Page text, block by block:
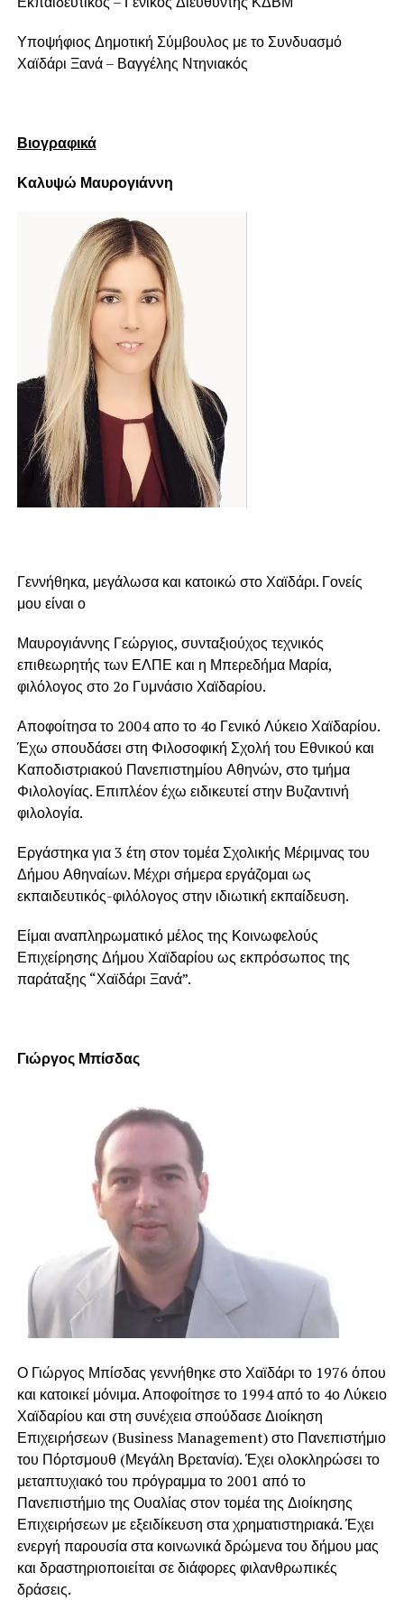
Υποψήφιος Δημοτική Σύμβουλος με το Συνδυασμό
Χαϊδάρι Ξανά – Βαγγέλης Ντηνιακός
Βιογραφικά
Καλυψώ Μαυρογιάννη
Γεννήθηκα, μεγάλωσα και κατοικώ στο Χαϊδάρι. Γονείς
μου είναι ο
Μαυρογιάννης Γεώργιος, συνταξιούχος τεχνικός
επιθεωρητής των ΕΛΠΕ και η Μπερεδήμα Μαρία,
φιλόλογος στο 2ο Γυμνάσιο Χαϊδαρίου.
Αποφοίτησα το 2004 απο το 4ο Γενικό Λύκειο Χαϊδαρίου.
Έχω σπουδάσει στη Φιλοσοφική Σχολή του Εθνικού και
Καποδιστριακού Πανεπιστημίου Αθηνών, στο τμήμα
Φιλολογίας. Επιπλέον έχω ειδικευτεί στην Βυζαντινή
φιλολογία.
Εργάστηκα για 3 έτη στον τομέα Σχολικής Μέριμνας του
Δήμου Αθηναίων. Μέχρι σήμερα εργάζομαι ως
εκπαιδευτικός-φιλόλογος στην ιδιωτική εκπαίδευση.
Είμαι αναπληρωματικό μέλος της Κοινωφελούς
Επιχείρησης Δήμου Χαϊδαρίου ως εκπρόσωπος της
παράταξης “Χαϊδάρι Ξανά”.
Γιώργος Μπίσδας
Ο Γιώργος Μπίσδας γεννήθηκε στο Χαϊδάρι το 1976 όπου
και κατοικεί μόνιμα. Αποφοίτησε το 1994 από το 4ο Λύκειο
Χαϊδαρίου και στη συνέχεια σπούδασε Διοίκηση
Επιχειρήσεων (Business Management) στο Πανεπιστήμιο
του Πόρτσμουθ (Μεγάλη Βρετανία). Έχει ολοκληρώσει το
μεταπτυχιακό του πρόγραμμα το 2001 από το
Πανεπιστήμιο της Ουαλίας στον τομέα της Διοίκησης
Επιχειρήσεων με εξειδίκευση στα χρηματιστηριακά. Έχει
ενεργή παρουσία στα κοινωνικά δρώμενα του δήμου μας
και δραστηριοποιείται σε διάφορες φιλανθρωπικές
δράσεις.